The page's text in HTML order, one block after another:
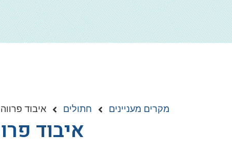
מקרים מעניינים חתולים איבוד
איבוד